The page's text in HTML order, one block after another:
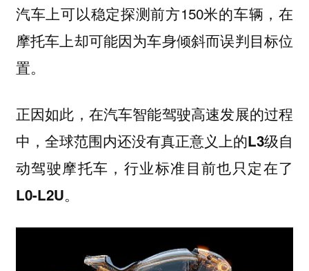
汽车上可以稳定探测前方150米的车辆，在
摩托车上却可能因为车身倾斜而误判目标位
置。
正因如此，在汽车智能驾驶高速发展的过程
中，全球范围内还没有真正意义上的L3级自
动驾驶摩托车，行业标准目前也只定在了
L0-L2U。